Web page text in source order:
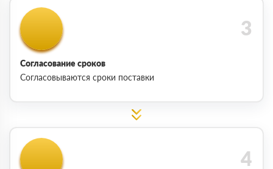
Согласование сроков
Согласовываются сроки поставки